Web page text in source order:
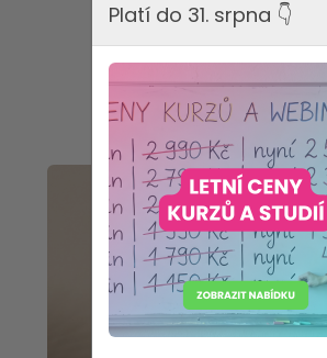
Platí do 31. srpna 👇